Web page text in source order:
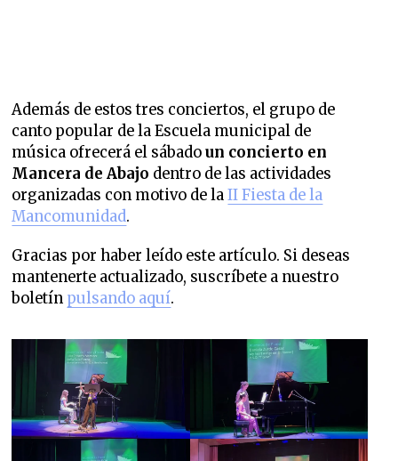
Además de estos tres conciertos, el grupo de
canto popular de la Escuela municipal de
música ofrecerá el sábadoun concierto en
Mancera de Abajo dentro de las actividades
organizadas con motivo de laII Fiesta de la
Mancomunidad.
Gracias por haber leído este artículo. Si deseas
mantenerte actualizado, suscríbete a nuestro
boletín pulsando aquí.